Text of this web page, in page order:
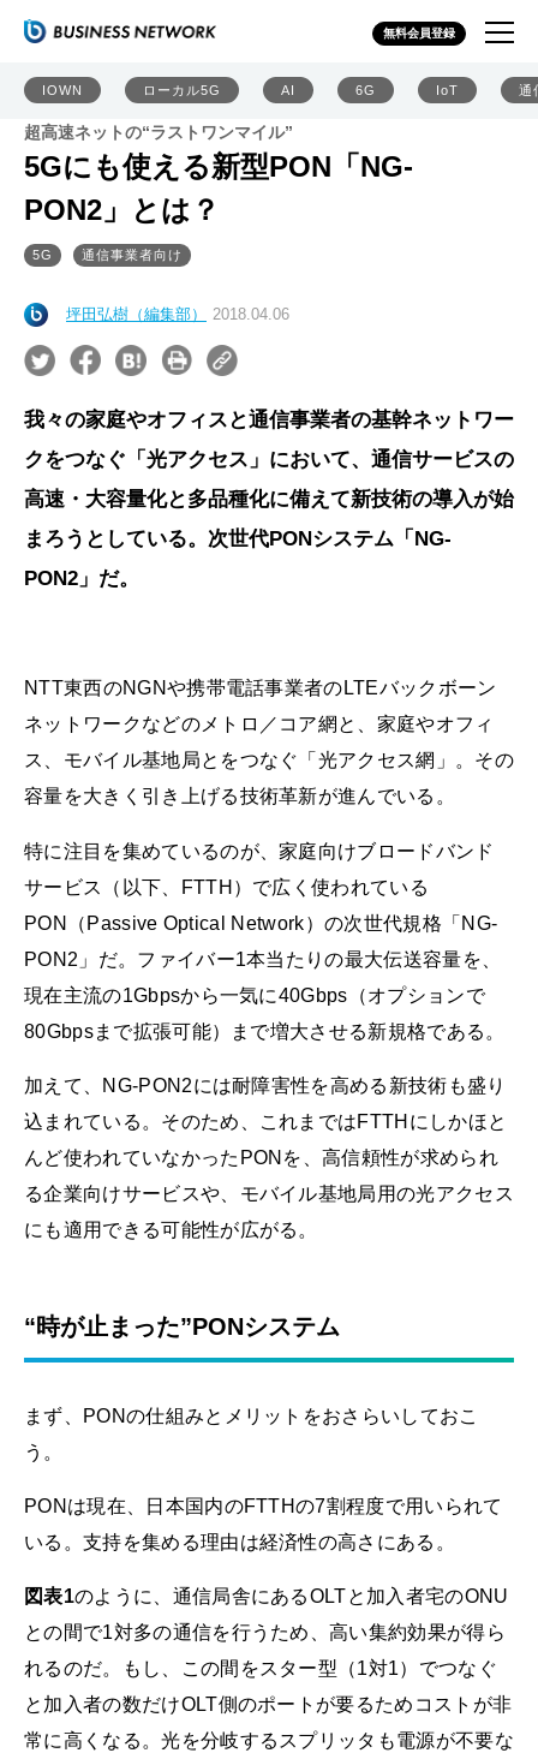
無料会員登録
IOWN ローカル5G AI 6G IoT 通
超高速ネットの“ラストワンマイル”
5Gにも使える新型PON「NG-
PON2」とは？
5G 通信事業者向け
坪田弘樹（編集部） 2018.04.06
我々の家庭やオフィスと通信事業者の基幹ネットワー
クをつなぐ「光アクセス」において、通信サービスの
高速・大容量化と多品種化に備えて新技術の導入が始
まろうとしている。次世代PONシステム「NG-
PON2」だ。
NTT東西のNGNや携帯電話事業者のLTEバックボーン
ネットワークなどのメトロ／コア網と、家庭やオフィ
ス、モバイル基地局とをつなぐ「光アクセス網」。その
容量を大きく引き上げる技術革新が進んでいる。
特に注目を集めているのが、家庭向けブロードバンド
サービス（以下、FTTH）で広く使われている
PON（Passive Optical Network）の次世代規格「NG-
PON2」だ。ファイバー1本当たりの最大伝送容量を、
現在主流の1Gbpsから一気に40Gbps（オプションで
80Gbpsまで拡張可能）まで増大させる新規格である。
加えて、NG-PON2には耐障害性を高める新技術も盛り
込まれている。そのため、これまではFTTHにしかほと
んど使われていなかったPONを、高信頼性が求められ
る企業向けサービスや、モバイル基地局用の光アクセス
にも適用できる可能性が広がる。
“時が止まった”PONシステム
まず、PONの仕組みとメリットをおさらいしておこ
う。
PONは現在、日本国内のFTTHの7割程度で用いられて
いる。支持を集める理由は経済性の高さにある。
図表1のように、通信局舎にあるOLTと加入者宅のONU
との間で1対多の通信を行うため、高い集約効果が得ら
れるのだ。もし、この間をスター型（1対1）でつなぐ
と加入者の数だけOLT側のポートが要るためコストが非
常に高くなる。光を分岐するスプリッタも電源が不要な